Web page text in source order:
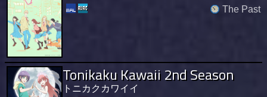
The Past
Tonikaku Kawaii 2nd Season
トニカクカワイイ